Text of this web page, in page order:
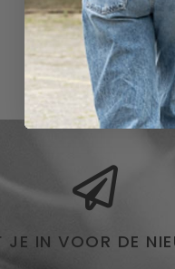
JE IN VOOR DE